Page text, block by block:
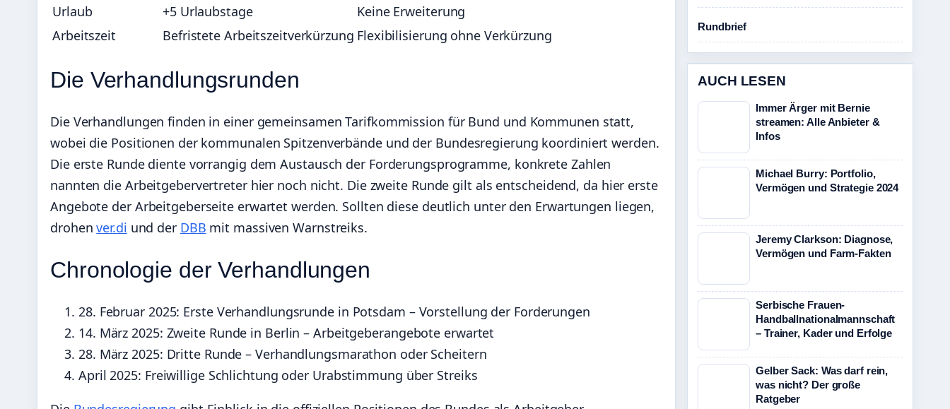
Urlaub
+5 Urlaubstage
Keine Erweiterung
Arbeitszeit
Befristete Arbeitszeitverkürzung Flexibilisierung ohne Verkürzung
Die Verhandlungsrunden
Die Verhandlungen finden in einer gemeinsamen Tarifkommission für Bund und Kommunen statt,
wobei die Positionen der kommunalen Spitzenverbände und der Bundesregierung koordiniert werden.
Die erste Runde diente vorrangig dem Austausch der Forderungsprogramme, konkrete Zahlen
nannten die Arbeitgebervertreter hier noch nicht. Die zweite Runde gilt als entscheidend, da hier erste
Angebote der Arbeitgeberseite erwartet werden. Sollten diese deutlich unter den Erwartungen liegen,
drohenver.di und der DBB mit massiven Warnstreiks.
Chronologie der Verhandlungen
28. Februar 2025: Erste Verhandlungsrunde in Potsdam – Vorstellung der Forderungen
14. März 2025: Zweite Runde in Berlin – Arbeitgeberangebote erwartet
28. März 2025: Dritte Runde – Verhandlungsmarathon oder Scheitern
April 2025: Freiwillige Schlichtung oder Urabstimmung über Streiks
Rundbrief
AUCH LESEN
Immer Ärger mit Bernie
streamen: Alle Anbieter &
Infos
Michael Burry: Portfolio,
Vermögen und Strategie 2024
Jeremy Clarkson: Diagnose,
Vermögen und Farm-Fakten
Serbische Frauen-
Handballnationalmannschaft
– Trainer, Kader und Erfolge
Gelber Sack: Was darf rein,
was nicht? Der große
Ratgeber